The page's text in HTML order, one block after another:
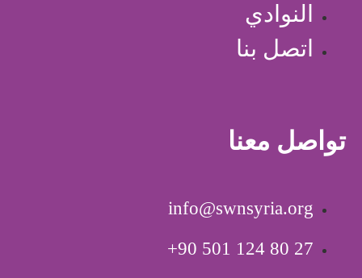
النوادي
اتصل بنا
تواصل معنا
info@swnsyria.org
‎+90 501 124 80 27